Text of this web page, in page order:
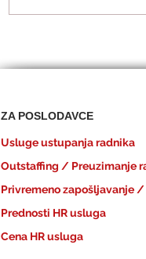
ZA POSLODAVCE
Usluge ustupanja radnika
Outstaffing / Preuzimanje
Privremeno zapošljavanje /
Prednosti HR usluga
Cena HR usluga